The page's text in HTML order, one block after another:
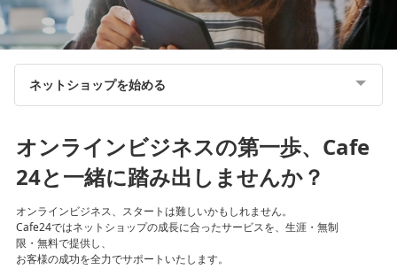
特
徴
売
ャ
ネ
ル
機
能
ネットショップを始める
オンラインビジネスの第一歩、Cafe
24と一緒に踏み出しませんか？
オンラインビジネス、スタートは難しいかもしれません。
Cafe24ではネットショップの成長に合ったサービスを、生涯・無制
限・無料で提供し、
お客様の成功を全力でサポートいたします。